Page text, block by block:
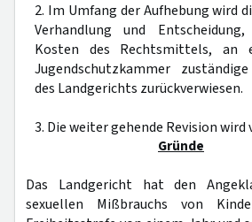
2. Im Umfang der Aufhebung wird
Verhandlung und
Kosten des Rechtsmittels, an
Jugendschutzkammer
des Landgerichts zurückverwiesen.
3. Die weiter gehende Revision wird
Gründe
Das Landgericht hat den
sexuellen Mißbrauchs von